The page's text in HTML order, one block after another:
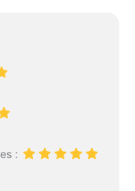
qualité de
du
est
surface de
il
fondre la
sur le
: